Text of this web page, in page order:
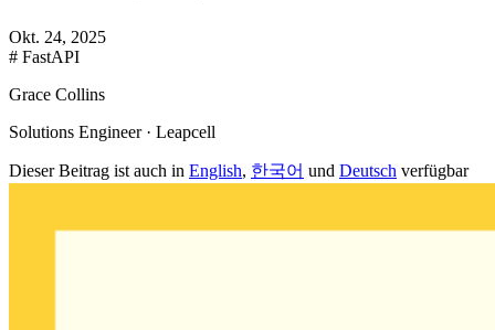
Okt. 24, 2025
# FastAPI
Grace Collins
Solutions Engineer · Leapcell
Dieser Beitrag ist auch in English, 한국어 und Deutsch verfügbar